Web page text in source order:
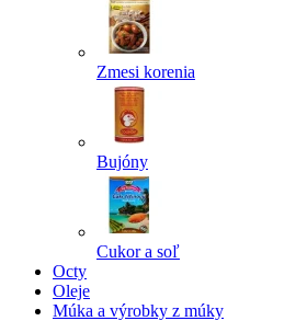
Zmesi korenia
Bujóny
Cukor a soľ
Octy
Oleje
Múka a výrobky z múky